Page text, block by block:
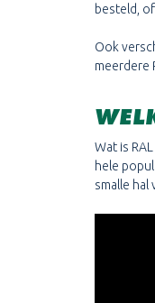
besteld,
Ook
meerdere
Wat is
hele
smalle hal